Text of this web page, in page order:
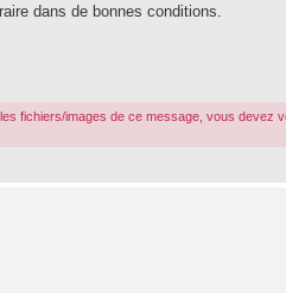
dans de bonnes conditions.
fichiers/images de ce message, vous devez